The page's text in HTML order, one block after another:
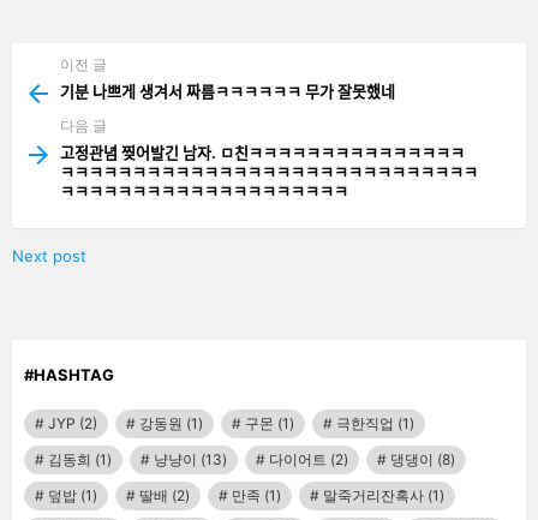
more
이전 글
기분 나쁘게 생겨서 짜름ㅋㅋㅋㅋㅋㅋ 무가 잘못했네
다음 글
고정관념 찢어발긴 남자. ㅁ친ㅋㅋㅋㅋㅋㅋㅋㅋㅋㅋㅋㅋㅋㅋㅋ
ㅋㅋㅋㅋㅋㅋㅋㅋㅋㅋㅋㅋㅋㅋㅋㅋㅋㅋㅋㅋㅋㅋㅋㅋㅋㅋㅋㅋㅋ
ㅋㅋㅋㅋㅋㅋㅋㅋㅋㅋㅋㅋㅋㅋㅋㅋㅋㅋㅋㅋ
Next post
#HASHTAG
JYP (2) 강동원 (1) 구몬 (1) 극한직업 (1)
김동희 (1) 냥냥이 (13) 다이어트 (2) 댕댕이 (8)
덮밥 (1) 딸배 (2) 만족 (1) 말죽거리잔혹사 (1)